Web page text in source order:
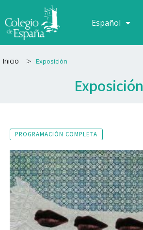
al
contenido
Español
Français
Inicio > Exposición
Exposición
PROGRAMACIÓN COMPLETA